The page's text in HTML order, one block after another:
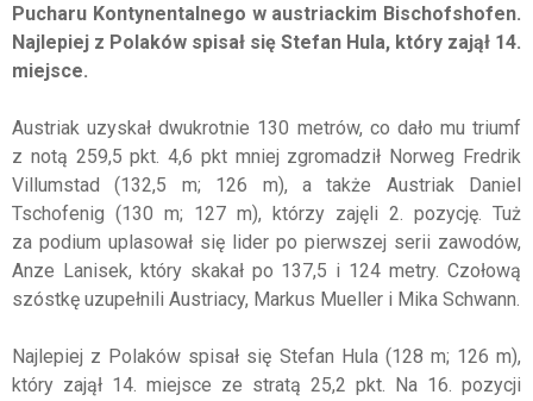
Pucharu Kontynentalnego w austriackim Bischofshofen.
Najlepiej z Polaków spisał się Stefan Hula, który zajął 14.
miejsce.
Austriak uzyskał dwukrotnie 130 metrów, co dało mu triumf
z notą 259,5 pkt. 4,6 pkt mniej zgromadził Norweg Fredrik
Villumstad (132,5 m; 126 m), a także Austriak Daniel
Tschofenig (130 m; 127 m), którzy zajęli 2. pozycję. Tuż
za podium uplasował się lider po pierwszej serii zawodów,
Anze Lanisek, który skakał po 137,5 i 124 metry. Czołową
szóstkę uzupełnili Austriacy, Markus Mueller i Mika Schwann.
Najlepiej z Polaków spisał się Stefan Hula (128 m; 126 m),
który zajął 14. miejsce ze stratą 25,2 pkt. Na 16. pozycji